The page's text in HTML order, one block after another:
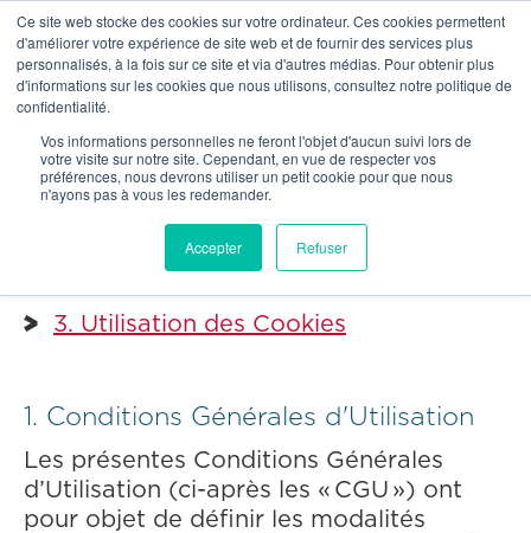
Ce site web stocke des cookies sur votre ordinateur. Ces cookies permettent
d'améliorer votre expérience de site web et de fournir des services plus
personnalisés, à la fois sur ce site et via d'autres médias. Pour obtenir plus
d'informations sur les cookies que nous utilisons, consultez notre politique de
confidentialité.
Vos informations personnelles ne feront l'objet d'aucun suivi lors de
votre visite sur notre site. Cependant, en vue de respecter vos
préférences, nous devrons utiliser un petit cookie pour que nous
n'ayons pas à vous les redemander.
Accepter Refuser
NOTRE
  Notice légale
Notice légale
1. Conditions Générales d'Utilisation
3. Utilisation des Cookies
1. Conditions Générales d'Utilisation
Les présentes Conditions Générales
d’Utilisation (ci-après les « CGU ») ont
pour objet de définir les modalités